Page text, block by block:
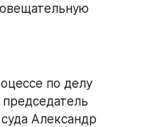
по делу
Александр